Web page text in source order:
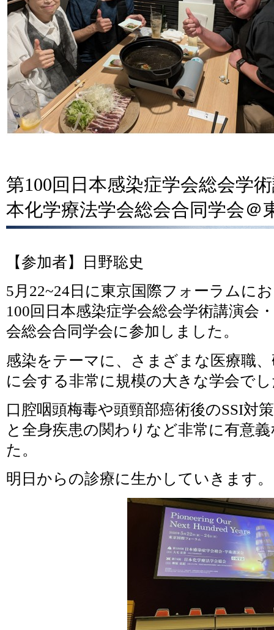
第100回日本感染症学会総会学
本化学療法学会総会合同学会＠
【参加者】日野聡史
5月22~24日に東京国際フォーラムに
100回日本感染症学会総会学術講演会
会総会合同学会に参加しました。
感染をテーマに、さまざまな医療職
に会する非常に規模の大きな学会で
口腔咽頭梅毒や頭頸部癌術後のSSI対
と全身疾患の関わりなど非常に有意
た。
明日からの診療に生かしていきます。